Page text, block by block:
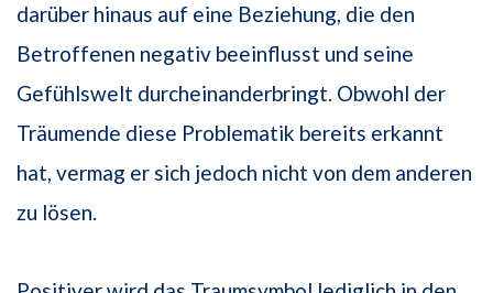
darüber hinaus auf eine Beziehung, die den
Betroffenen negativ beeinflusst und seine
Gefühlswelt durcheinanderbringt. Obwohl der
Träumende diese Problematik bereits erkannt
hat, vermag er sich jedoch nicht von dem anderen
zu lösen.